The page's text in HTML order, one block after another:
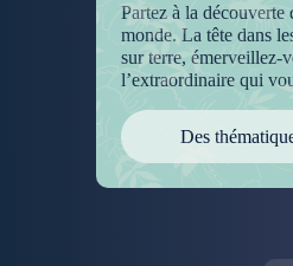
Partez à la découverte
monde. La tête dans
sur terre, émerveillez-
l’extraordinaire qui
Des